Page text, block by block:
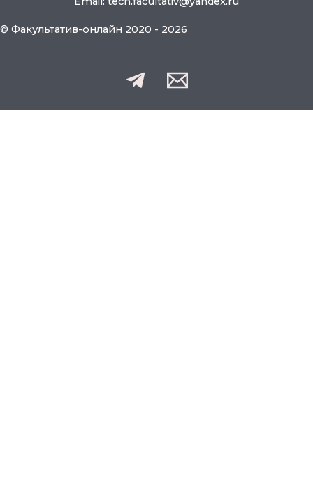
© Факультатив-онлайн 2020 - 2026